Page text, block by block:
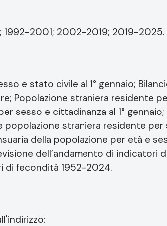
1992-2001; 2002-2019; 2019-
e stato civile al 1° gennaio;
Popolazione straniera residente
sesso e cittadinanza al 1°
popolazione straniera residente per
della popolazione per età e
dell’andamento di indicatori
di fecondità 1952-2024.